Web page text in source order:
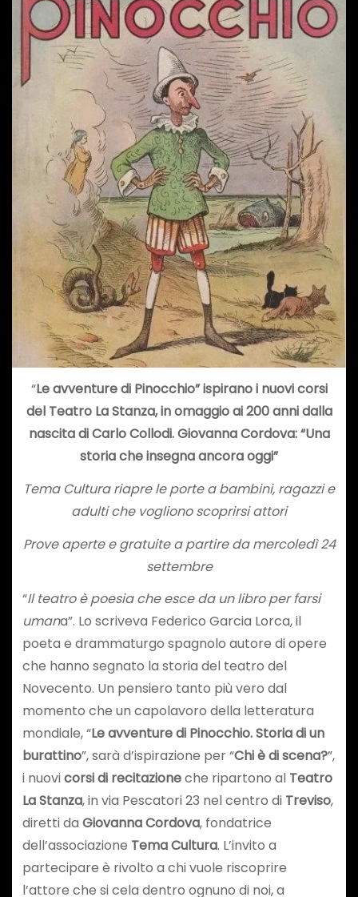
“Le avventure di Pinocchio” ispirano i nuovi corsi
del Teatro La Stanza, in omaggio ai 200 anni dalla
nascita di Carlo Collodi. Giovanna Cordova: “Una
storia che insegna ancora oggi”
Tema Cultura riapre le porte a bambini, ragazzi e
adulti che vogliono scoprirsi attori
Prove aperte e gratuite a partire da mercoledì 24
settembre
“Il teatro è poesia che esce da un libro per farsi
umana”. Lo scriveva Federico Garcia Lorca, il
poeta e drammaturgo spagnolo autore di opere
che hanno segnato la storia del teatro del
Novecento. Un pensiero tanto più vero dal
momento che un capolavoro della letteratura
mondiale, “Le avventure di Pinocchio. Storia di un
burattino”, sarà d’ispirazione per “Chi è di scena?”,
i nuovicorsi di recitazioneche ripartono al Teatro
La Stanza, in via Pescatori 23 nel centro di Treviso,
diretti da Giovanna Cordova, fondatrice
dell’associazione Tema Cultura. L’invito a
partecipare è rivolto a chi vuole riscoprire
l’attore che si cela dentro ognuno di noi, a